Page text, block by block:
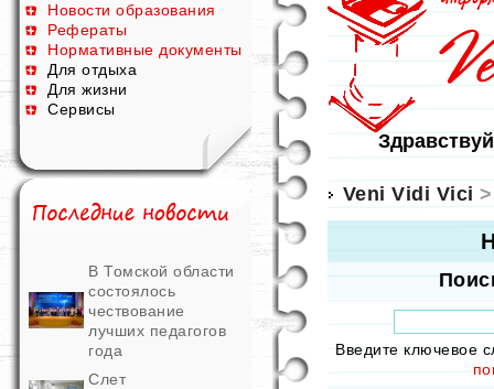
Новости образования
Рефераты
Нормативные документы
Для отдыха
Для жизни
Сервисы
В Томской области
состоялось
чествование
лучших педагогов
года
Слет
Veni Vidi Vici
Введите ключевое